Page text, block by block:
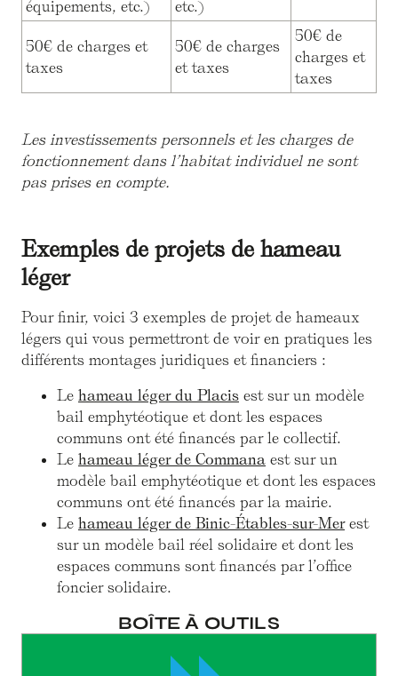
équipements, etc.) etc.)
50€ de charges et
taxes
50€ de charges
et taxes
50€ de
charges et
taxes
Les investissements personnels et les charges de
fonctionnement dans l’habitat individuel ne sont
pas prises en compte.
Exemples de projets de hameau
léger
Pour finir, voici 3 exemples de projet de hameaux
légers qui vous permettront de voir en pratiques les
différents montages juridiques et financiers :
Le hameau léger du Placis est sur un modèle
bail emphytéotique et dont les espaces
communs ont été financés par le collectif.
Le hameau léger de Commana est sur un
modèle bail emphytéotique et dont les espaces
communs ont été financés par la mairie.
Le hameau léger de Binic-Étables-sur-Merest
sur un modèle bail réel solidaire et dont les
espaces communs sont financés par l’office
foncier solidaire.
BOÎTE À OUTILS